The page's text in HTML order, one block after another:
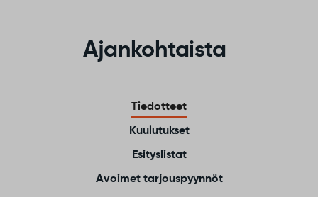
Ajankohtaista
Tiedotteet
Kuulutukset
Esityslistat
Avoimet tarjouspyynnöt